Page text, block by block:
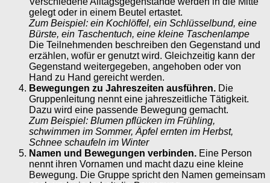
gelegt oder in einem Beutel ertastet.
Zum Beispiel: ein Kochlöffel, ein Schlüsselbund, eine
Bürste, ein Taschentuch, eine kleine Taschenlampe
Die Teilnehmenden beschreiben den Gegenstand und
erzählen, wofür er genutzt wird. Gleichzeitig kann der
Gegenstand weitergegeben, angehoben oder von
Hand zu Hand gereicht werden.
Bewegungen zu Jahreszeiten ausführen. Die
Gruppenleitung nennt eine jahreszeitliche Tätigkeit.
Dazu wird eine passende Bewegung gemacht.
Zum Beispiel: Blumen pflücken im Frühling,
schwimmen im Sommer, Äpfel ernten im Herbst,
Schnee schaufeln im Winter
Namen und Bewegungen verbinden. Eine Person
nennt ihren Vornamen und macht dazu eine kleine
Bewegung. Die Gruppe spricht den Namen gemeinsam